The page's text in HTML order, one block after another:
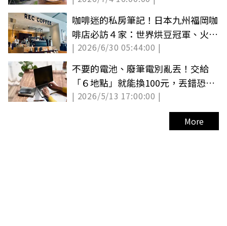
咖啡迷的私房筆記！日本九州福岡咖
啡店必訪４家：世界烘豆冠軍、火山
灰拿鐵
| 2026/6/30 05:44:00 |
不要的電池、廢筆電別亂丟！交給
「６地點」就能換100元，丟錯恐罰
6000元
| 2026/5/13 17:00:00 |
More